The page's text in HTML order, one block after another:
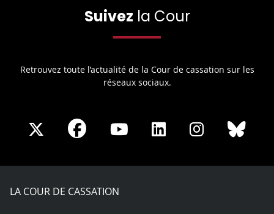
Suivez la Cour
Retrouvez toute l’actualité de la Cour de cassation sur les
réseaux sociaux.
Share
X
Share
Facebook
Share
Youtube
Share
LinkedIn
Share
Instagram
LA COUR DE CASSATION